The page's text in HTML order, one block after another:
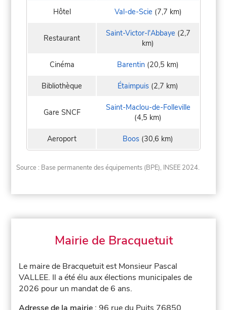
Hôtel Val-de-Scie (7,7 km)
Restaurant Saint-Victor-l'Abbaye (2,7
km)
Cinéma Barentin (20,5 km)
Bibliothèque Étaimpuis (2,7 km)
Gare SNCF
Saint-Maclou-de-Folleville
(4,5 km)
Aeroport Boos (30,6 km)
Source : Base permanente des équipements (BPE), INSEE 2024.
Mairie de Bracquetuit
Le maire de Bracquetuit est Monsieur Pascal
VALLEE. Il a été élu aux élections municipales de
2026 pour un mandat de 6 ans.